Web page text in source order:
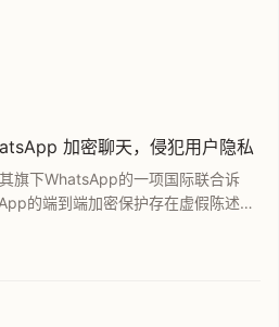
加密聊天，侵犯用户隐私
旗下WhatsApp的一项国际联合诉
的端到端加密保护存在虚假陈述，
户的私人通信内容。起诉书援引举报